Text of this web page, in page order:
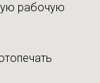
рабочую